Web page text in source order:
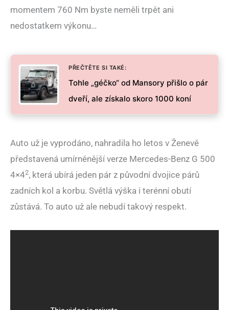
momentem 760 Nm byste neměli trpět ani
nedostatkem výkonu…
PŘEČTĚTE SI TAKÉ:
Tohle „géčko“ od Mansory přišlo o pár
dveří, ale získalo skoro 1000 koní
Auto už je vyprodáno, nahradila ho letos v Ženevě
představená umírněnější verze Mercedes-Benz G 500
4×42, která ubírá jeden pár z původní dvojice párů
zadních kol a korbu. Světlá výška i terénní obutí
zůstává. To auto už ale nebudí takový respekt.